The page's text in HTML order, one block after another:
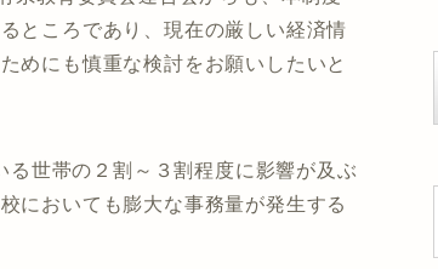
ところであり、現在の厳しい経済情
めにも慎重な検討をお願いしたいと
世帯の２割～３割程度に影響が及ぶ
においても膨大な事務量が発生する